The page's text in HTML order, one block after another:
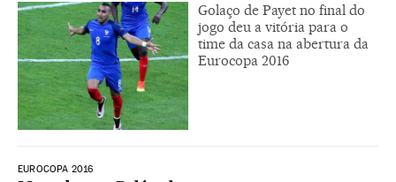
Golaço de Payet no final do
jogo deu a vitória para o
time da casa na abertura da
Eurocopa 2016
EUROCOPA 2016